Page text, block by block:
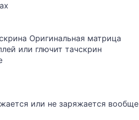
Оригинальная матрица
или глючит тачскрин
или не заряжается вообще